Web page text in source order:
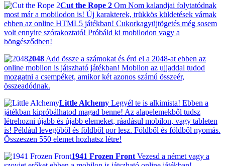
Cut the Rope 2 Om Nom kalandjai folytatódnak
most már a mobilodon is! Új karakterek, trükkös küldetések várnak
ebben az online HTML5 játékban! Cukorkagyüjtögetés még sosem
volt ennyire szórakoztató! Próbáld ki mobilodon vagy a
böngésződben!
2048 Add össze a számokat és érd el a 2048-at ebben az
online mobilon is játszható játékban! Mobilon az ujjaddal tudod
mozgatni a csempéket, amikor két azonos számú összeér,
összeadódnak.
Little Alchemy Legyél te is alkimista! Ebben a
játékban kipróbálhatod magad benne! Az alapelemekből tudsz
létrehozni újabb és újabb elemeket, ráadásul mobilon, vagy tableten
is! Például levegőből és földből por lesz. Földből és földből nyomás.
Összeszen 550 elemet hozhatsz létre!
1941 Frozen Front Vezesd a német vagy a